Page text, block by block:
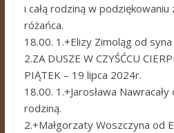
i całą rodziną w
różańca.
18.00. 1.+Elizy Zimoląg od
2.ZA DUSZE W CZYŚĆCU
PIĄTEK – 19 lipca 2024r.
18.00. 1.+Jarosława
rodziną.
2.+Małgorzaty Woszczyna od